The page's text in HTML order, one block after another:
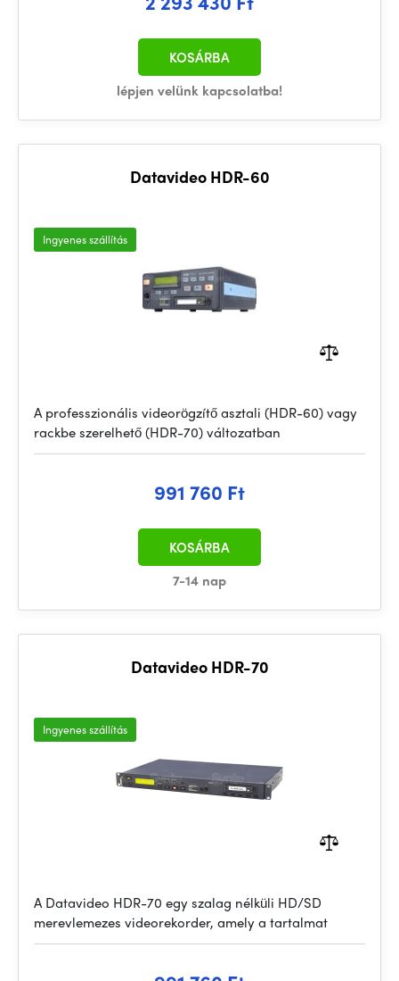
lépjen velünk kapcsolatba!
KOSÁRBA
Datavideo HDR-60
Ingyenes szállítás
A professzionális videorögzítő asztali (HDR-60) vagy
rackbe szerelhető (HDR-70) változatban
991 760 Ft
7-14 nap
KOSÁRBA
Datavideo HDR-70
Ingyenes szállítás
A Datavideo HDR-70 egy szalag nélküli HD/SD
merevlemezes videorekorder, amely a tartalmat